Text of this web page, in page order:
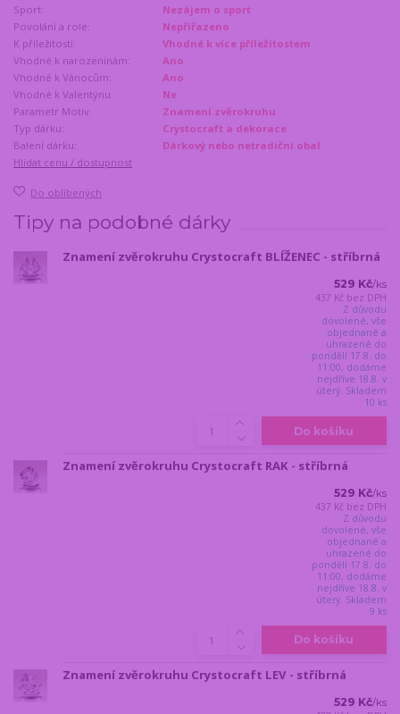
Sport:
Nezájem o sport
Povolání a role:
Nepřířazeno
K příležitosti:
Vhodné k více příležitostem
Vhodné k narozeninám:
Ano
Vhodné k Vánocům:
Ano
Vhodné k Valentýnu:
Ne
Parametr Motiv:
Znamení zvěrokruhu
Typ dárku:
Crystocraft a dekorace
Balení dárku:
Dárkový nebo netradiční obal
Hlídat cenu / dostupnost
Do oblíbených
Tipy na podobné dárky
Znamení zvěrokruhu Crystocraft BLÍŽENEC - stříbrná
529 Kč/ks
437 Kč bez DPH
Z důvodu
dovolené, vše
objednané a
uhrazené do
pondělí 17.8. do
11:00, dodáme
nejdříve 18.8. v
úterý. Skladem
10 ks
Do košíku
Znamení zvěrokruhu Crystocraft RAK - stříbrná
529 Kč/ks
437 Kč bez DPH
Z důvodu
dovolené, vše
objednané a
uhrazené do
pondělí 17.8. do
11:00, dodáme
nejdříve 18.8. v
úterý. Skladem
9 ks
Do košíku
Znamení zvěrokruhu Crystocraft LEV - stříbrná
529 Kč/ks